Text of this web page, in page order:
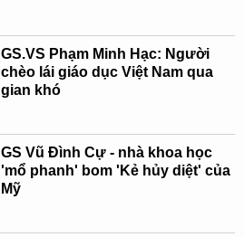
GS.VS Phạm Minh Hạc: Người
chèo lái giáo dục Việt Nam qua
gian khó
GS Vũ Đình Cự - nhà khoa học
'mổ phanh' bom 'Kẻ hủy diệt' của
Mỹ